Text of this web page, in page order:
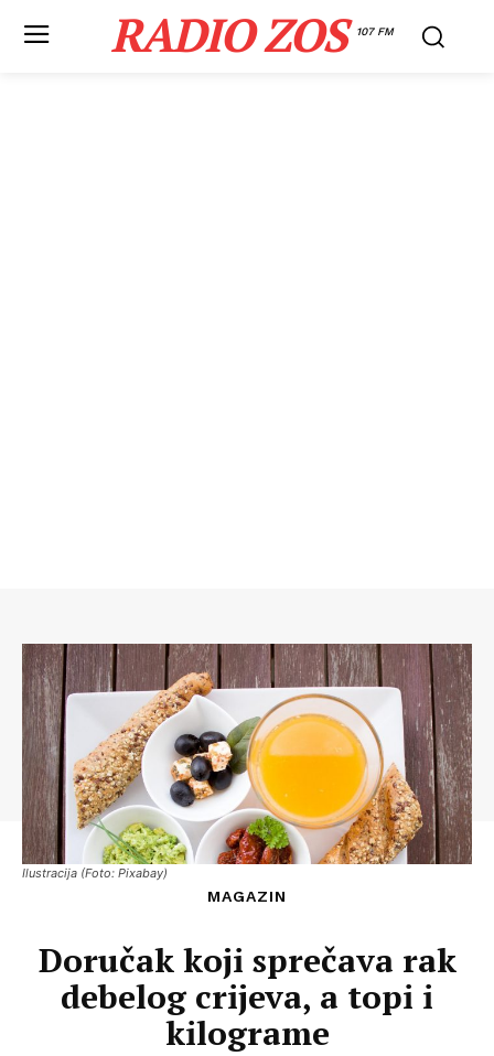
RADIO ZOS 107 FM
Ilustracija (Foto: Pixabay)
MAGAZIN
Doručak koji sprečava rak
debelog crijeva, a topi i
kilograme